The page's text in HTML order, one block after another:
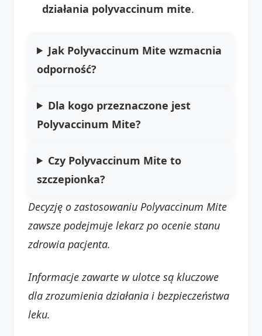
działania polyvaccinum mite.
Jak Polyvaccinum Mite wzmacnia
odporność?
Dla kogo przeznaczone jest
Polyvaccinum Mite?
Czy Polyvaccinum Mite to
szczepionka?
Decyzję o zastosowaniu Polyvaccinum Mite
zawsze podejmuje lekarz po ocenie stanu
zdrowia pacjenta.
Informacje zawarte w ulotce są kluczowe
dla zrozumienia działania i bezpieczeństwa
leku.